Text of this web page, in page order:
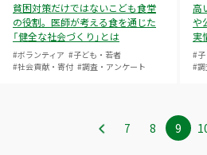
貧困対策だけではないこども食堂
の役割。医師が考える食を通じた
「健全な社会づくり」とは
#ボランティア #子ども・若者
#社会貢献・寄付 #調査・アンケート
高
や
実
#
#調
7 8 ペ 9 ペ